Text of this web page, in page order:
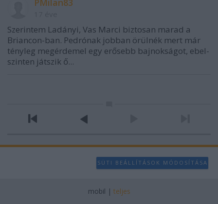
PMilan83
Szerintem Ladányi, Vas Marci biztosan marad a
Briancon-ban. Pedrónak jobban örülnék mert már
tényleg megérdemel egy erősebb bajnokságot, ebel-
szinten játszik ő...
SÜTI BEÁLLÍTÁSOK MÓDOSÍTÁSA
mobil | teljes